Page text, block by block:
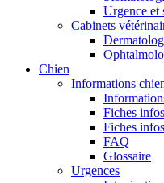
Urgence et
Cabinets
Chien
Informations
Fiches
Fiches
FAQ
Glossaire
Urgences